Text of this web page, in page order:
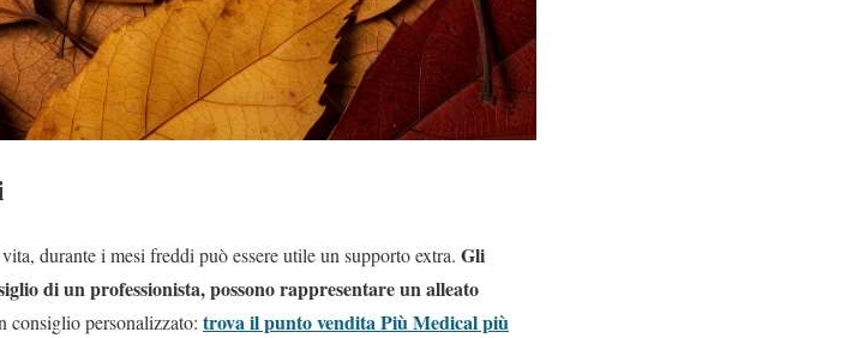
durante i mesi freddi può essere utile un supporto extra. Gli
di un professionista, possono rappresentare un alleato
consiglio personalizzato: trova il punto vendita Più Medical più